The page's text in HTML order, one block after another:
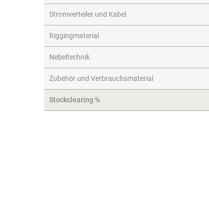
Stromverteiler und Kabel
Riggingmaterial
Nebeltechnik
Zubehör und Verbrauchsmaterial
Stockclearing %